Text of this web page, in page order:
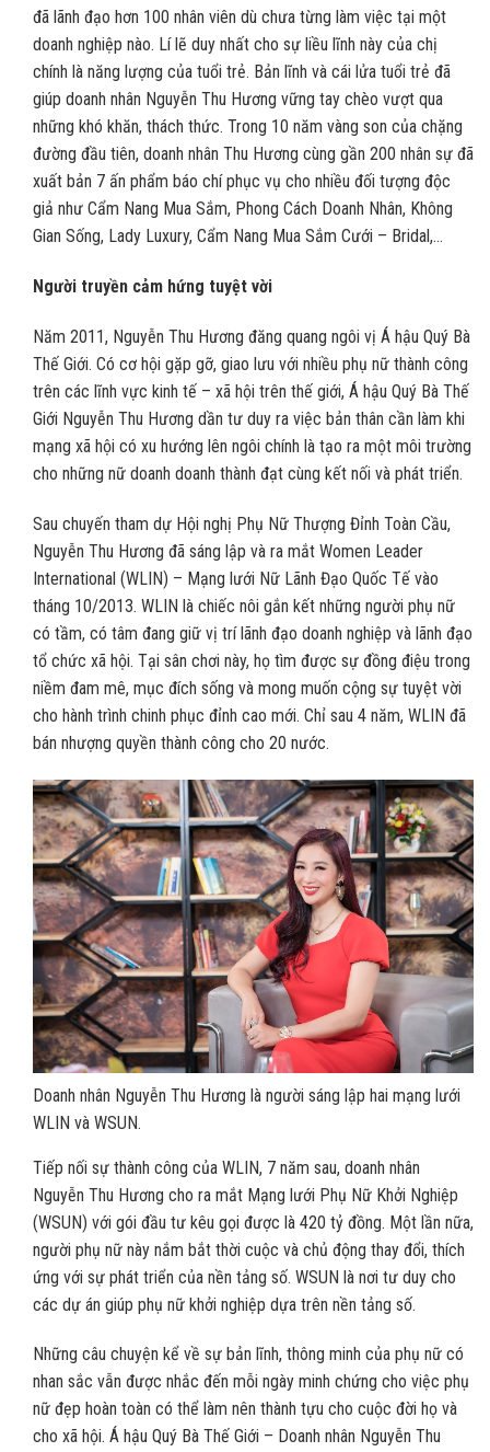
đã lãnh đạo hơn 100 nhân viên dù chưa từng làm việc tại một
doanh nghiệp nào. Lí lẽ duy nhất cho sự liều lĩnh này của chị
chính là năng lượng của tuổi trẻ. Bản lĩnh và cái lửa tuổi trẻ đã
giúp doanh nhân Nguyễn Thu Hương vững tay chèo vượt qua
những khó khăn, thách thức. Trong 10 năm vàng son của chặng
đường đầu tiên, doanh nhân Thu Hương cùng gần 200 nhân sự đã
xuất bản 7 ấn phẩm báo chí phục vụ cho nhiều đối tượng độc
giả như Cẩm Nang Mua Sắm, Phong Cách Doanh Nhân, Không
Gian Sống, Lady Luxury, Cẩm Nang Mua Sắm Cưới – Bridal,…
Người truyền cảm hứng tuyệt vời
Năm 2011, Nguyễn Thu Hương đăng quang ngôi vị Á hậu Quý Bà
Thế Giới. Có cơ hội gặp gỡ, giao lưu với nhiều phụ nữ thành công
trên các lĩnh vực kinh tế – xã hội trên thế giới, Á hậu Quý Bà Thế
Giới Nguyễn Thu Hương dần tư duy ra việc bản thân cần làm khi
mạng xã hội có xu hướng lên ngôi chính là tạo ra một môi trường
cho những nữ doanh doanh thành đạt cùng kết nối và phát triển.
Sau chuyến tham dự Hội nghị Phụ Nữ Thượng Đỉnh Toàn Cầu,
Nguyễn Thu Hương đã sáng lập và ra mắt Women Leader
International (WLIN) – Mạng lưới Nữ Lãnh Đạo Quốc Tế vào
tháng 10/2013. WLIN là chiếc nôi gắn kết những người phụ nữ
có tầm, có tâm đang giữ vị trí lãnh đạo doanh nghiệp và lãnh đạo
tổ chức xã hội. Tại sân chơi này, họ tìm được sự đồng điệu trong
niềm đam mê, mục đích sống và mong muốn cộng sự tuyệt vời
cho hành trình chinh phục đỉnh cao mới. Chỉ sau 4 năm, WLIN đã
bán nhượng quyền thành công cho 20 nước.
Doanh nhân Nguyễn Thu Hương là người sáng lập hai mạng lưới
WLIN và WSUN.
Tiếp nối sự thành công của WLIN, 7 năm sau, doanh nhân
Nguyễn Thu Hương cho ra mắt Mạng lưới Phụ Nữ Khởi Nghiệp
(WSUN) với gói đầu tư kêu gọi được là 420 tỷ đồng. Một lần nữa,
người phụ nữ này nắm bắt thời cuộc và chủ động thay đổi, thích
ứng với sự phát triển của nền tảng số. WSUN là nơi tư duy cho
các dự án giúp phụ nữ khởi nghiệp dựa trên nền tảng số.
Những câu chuyện kể về sự bản lĩnh, thông minh của phụ nữ có
nhan sắc vẫn được nhắc đến mỗi ngày minh chứng cho việc phụ
nữ đẹp hoàn toàn có thể làm nên thành tựu cho cuộc đời họ và
cho xã hội. Á hậu Quý Bà Thế Giới – Doanh nhân Nguyễn Thu